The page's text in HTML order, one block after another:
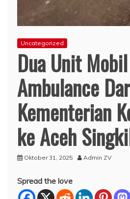
Uncategorized
Dua Unit
Ambulance
Kementerian
ke Aceh
Oktober 31, 2025 Admin ZV
Spread the love